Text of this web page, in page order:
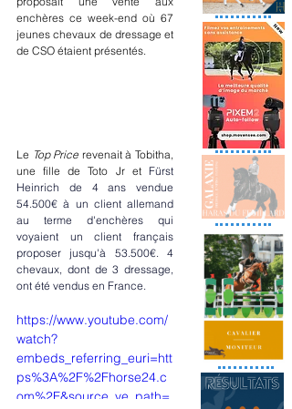
enchères ce week-end où 67
jeunes chevaux de dressage et
de CSO étaient présentés.
Le Top Price revenait à Tobitha,
une fille de Toto Jr et Fürst
Heinrich de 4 ans vendue
54.500€ à un client allemand
au terme d'enchères qui
voyaient un client français
proposer jusqu'à 53.500€. 4
chevaux, dont de 3 dressage,
ont été vendus en France.
https://www.youtube.com/
watch?
embeds_referring_euri=htt
ps%3A%2F%2Fhorse24.c
om%2F&source_ve_path=